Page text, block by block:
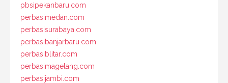
pbsipekanbaru.com
perbasimedan.com
perbasisurabaya.com
perbasibanjarbaru.com
perbasiblitar.com
perbasimagelang.com
perbasijambi.com